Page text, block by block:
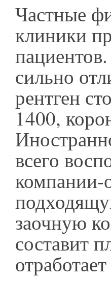
Частные
клиники
сильно
рентген
1400,
всего
компании-
заочную
составит